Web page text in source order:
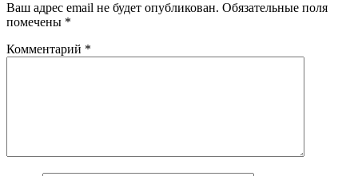
Ваш адрес email не будет опубликован. Обязательные поля
помечены *
Комментарий *